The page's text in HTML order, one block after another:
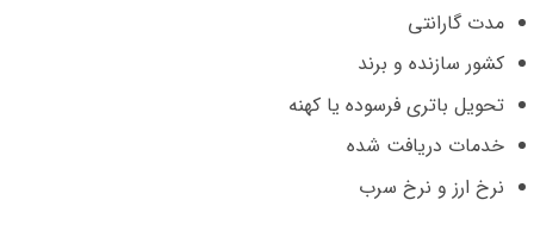
مدت گارانتی
کشور سازنده و برند
تحویل باتری فرسوده یا کهنه
خدمات دریافت شده
نرخ ارز و نرخ سرب